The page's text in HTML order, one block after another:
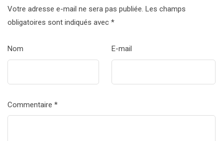
Votre adresse e-mail ne sera pas publiée. Les champs
obligatoires sont indiqués avec *
Nom E-mail
Commentaire *